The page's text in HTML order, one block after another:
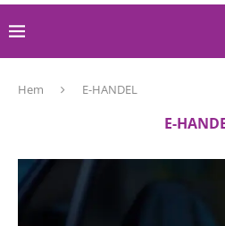
Hem E-HANDEL
E-